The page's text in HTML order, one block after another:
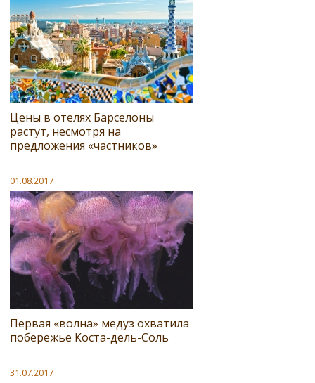
Цены в отелях Барселоны
растут, несмотря на
предложения «частников»
01.08.2017
Первая «волна» медуз охватила
побережье Коста-дель-Соль
31.07.2017